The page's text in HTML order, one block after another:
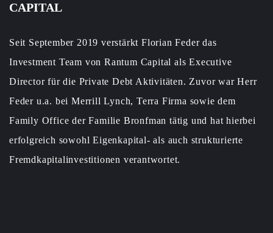
CAPITAL
Seit September 2019 verstärkt Florian Feder das
Investment Team von Rantum Capital als Executive
Director für die Private Debt Aktivitäten. Zuvor war Herr
Feder u.a. bei Merrill Lynch, Terra Firma sowie dem
Family Office der Familie Bronfman tätig und hat hierbei
erfolgreich sowohl Eigenkapital- als auch strukturierte
Fremdkapitalinvestitionen verantwortet.